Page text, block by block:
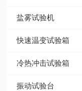
盐雾试验机
快速温变试验箱
冷热冲击试验箱
振动试验台